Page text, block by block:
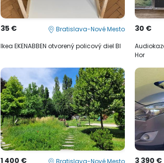
35 € Bratislava-Nové Mesto
Ikea EKENABBEN otvorený policový diel BI
30 €
Hor
1 400 € Bratislava-Nové Mesto 3 390 €